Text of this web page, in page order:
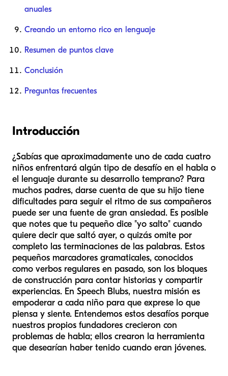
anuales
Creando un entorno rico en lenguaje
Resumen de puntos clave
Conclusión
Preguntas frecuentes
Introducción
¿Sabías que aproximadamente uno de cada cuatro
niños enfrentará algún tipo de desafío en el habla o
el lenguaje durante su desarrollo temprano? Para
muchos padres, darse cuenta de que su hijo tiene
dificultades para seguir el ritmo de sus compañeros
puede ser una fuente de gran ansiedad. Es posible
que notes que tu pequeño dice "yo salto" cuando
quiere decir que saltó ayer, o quizás omite por
completo las terminaciones de las palabras. Estos
pequeños marcadores gramaticales, conocidos
como verbos regulares en pasado, son los bloques
de construcción para contar historias y compartir
experiencias. En Speech Blubs, nuestra misión es
empoderar a cada niño para que exprese lo que
piensa y siente. Entendemos estos desafíos porque
nuestros propios fundadores crecieron con
problemas de habla; ellos crearon la herramienta
que desearían haber tenido cuando eran jóvenes.